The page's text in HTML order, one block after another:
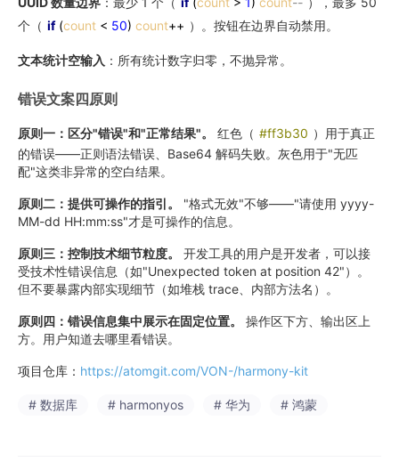
个（ if(count < 50) count++ ）。按钮在边界自动禁用。
文本统计空输入 ：所有统计数字归零，不抛异常。
错误文案四原则
原则一：区分"错误"和"正常结果"。 红色（ #ff3b30 ）用于真正
的错误——正则语法错误、Base64 解码失败。灰色用于"无匹
配"这类非异常的空白结果。
原则二：提供可操作的指引。
"格式无效"不够——"请使用 yyyy-
MM-dd HH:mm:ss"才是可操作的信息。
原则三：控制技术细节粒度。
开发工具的用户是开发者，可以接
受技术性错误信息（如"Unexpected token at position 42"）。
但不要暴露内部实现细节（如堆栈 trace、内部方法名）。
原则四：错误信息集中展示在固定位置。
操作区下方、输出区上
方。用户知道去哪里看错误。
项目仓库： https://atomgit.com/VON-/harmony-kit
# 数据库 # harmonyos # 华为 # 鸿蒙